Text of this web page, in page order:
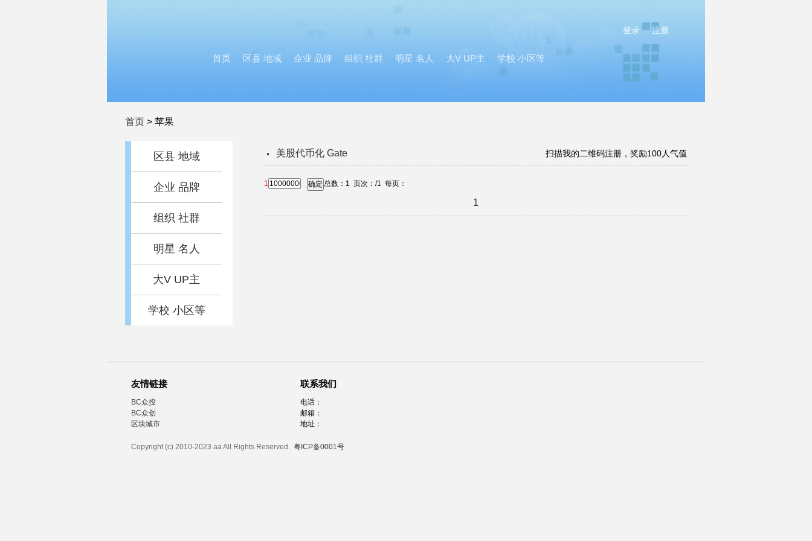
注册
登录
首页 区县 地域 企业 品牌 组织 社群 明星 名人 大V UP主 学校 小区等
首页 > 苹果
区县 地域
企业 品牌
组织 社群
明星 名人
大V UP主
学校 小区等
美股代币化 Gate 扫描我的二维码注册，奖励100人气值
总数： 1 页次：
1 /1 每页：
确定
1
友情链接
BC众投
BC众创
区块城市
联系我们
电话：
邮箱：
地址：
Copyright (c) 2010-2023 aa All Rights Reserved. 粤ICP备0001号